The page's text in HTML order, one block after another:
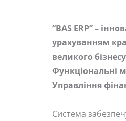
“BAS ERP” –
урахуванням
великого
Функціональні
Управління
Система